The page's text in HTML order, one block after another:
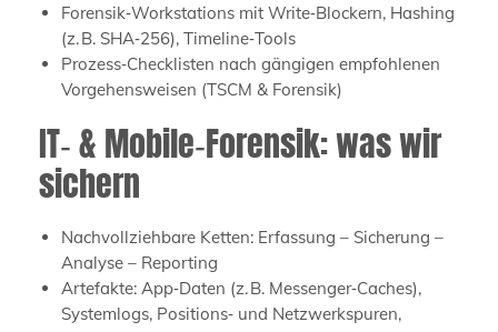
Forensik‑Workstations mit Write‑Blockern, Hashing
(z. B. SHA‑256), Timeline‑Tools
Prozess‑Checklisten nach gängigen empfohlenen
Vorgehensweisen (TSCM & Forensik)
IT‑ & Mobile‑Forensik: was wir
sichern
Nachvollziehbare Ketten: Erfassung – Sicherung –
Analyse – Reporting
Artefakte: App‑Daten (z. B. Messenger‑Caches),
Systemlogs, Positions‑ und Netzwerkspuren,